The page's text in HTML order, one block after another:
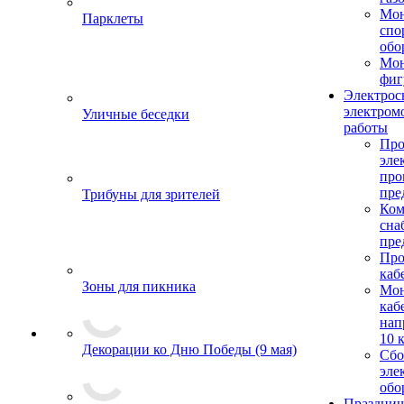
Парклеты
Уличные беседки
Трибуны для зрителей
Зоны для пикника
Декорации ко Дню Победы (9 мая)
работы
10